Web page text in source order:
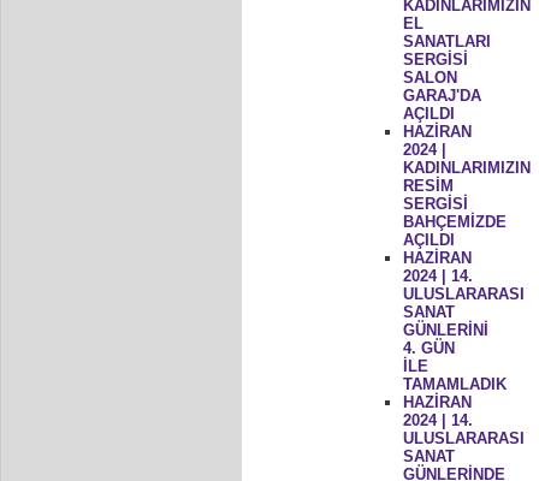
KADINLARIMIZIN
EL
SANATLARI
SERGİSİ
SALON
GARAJ'DA
AÇILDI
HAZİRAN
2024 |
KADINLARIMIZIN
RESİM
SERGİSİ
BAHÇEMİZDE
AÇILDI
HAZİRAN
2024 | 14.
ULUSLARARASI
SANAT
GÜNLERİNİ
4. GÜN
İLE
TAMAMLADIK
HAZİRAN
2024 | 14.
ULUSLARARASI
SANAT
GÜNLERİNDE